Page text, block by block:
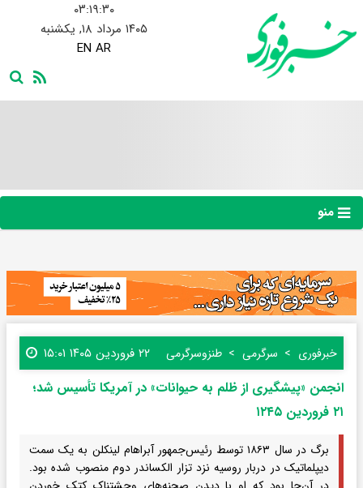
۰۳:۱۹:۳۰
۱۴۰۵ مرداد ۱۸, یکشنبه
EN AR
منو
خبرفوری سرگرمی طنز‌و‌سرگرمی ۲۲ فروردین ۱۴۰۵ ۱۵:۰۱
انجمن «پیشگیری از ظلم به حیوانات» در آمریکا تأسیس شد؛
۲۱ فروردین ۱۲۴۵
برگ در سال ۱۸۶۳ توسط رئیس‌جمهور آبراهام لینکلن به یک سمت
دیپلماتیک در دربار روسیه نزد تزار الکساندر دوم منصوب شده بود.